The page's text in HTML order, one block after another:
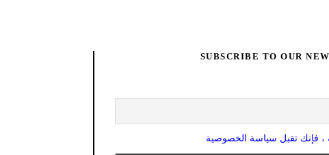
SUBSCRIBE TO OUR
، فإنك تقبل سياسة الخصوصية